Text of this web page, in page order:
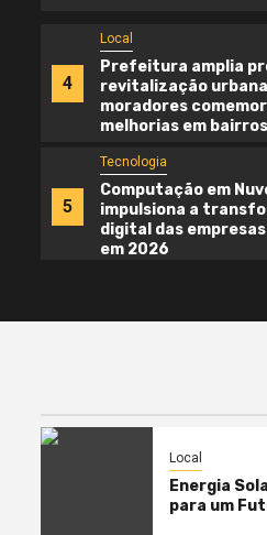
4
Local
Prefeitura amplia
revitalização
moradores
melhorias em
5
Tecnologia
Computação em
impulsiona a
digital das
em 2026
Local
Energia
para um